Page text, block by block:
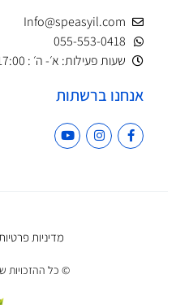
Info@speasyil.com
055-553-0418
שעות פעילות: א׳- ה׳ : 17:00 - 10:00
אנחנו ברשתות
מדיניות פרטיות
© כל ההזכויות